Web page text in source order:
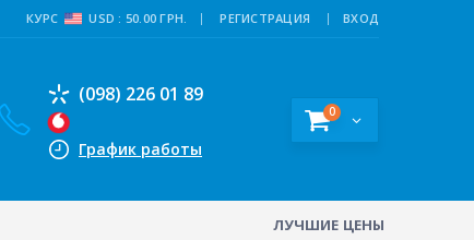
КУРС USD : 50.00 ГРН. РЕГИСТРАЦИЯ ВХОД
(098) 226 01 89
График работы
0
ЛУЧШИЕ ЦЕНЫ